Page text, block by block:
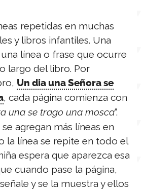
repetidas en muchas
y libros infantiles. Una
línea o frase que ocurre
largo del libro. Por
Un dia una Señora se
, cada página comienza con
una se trago una mosca“.
agregan más líneas en
la línea se repite en todo el
espera que aparezca esa
cuando pase la página,
y se la muestra y ellos